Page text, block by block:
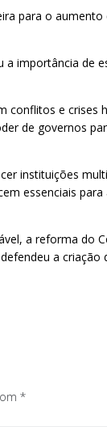
para o
importância
e
de governos
instituições
essenciais
a reforma
a
*